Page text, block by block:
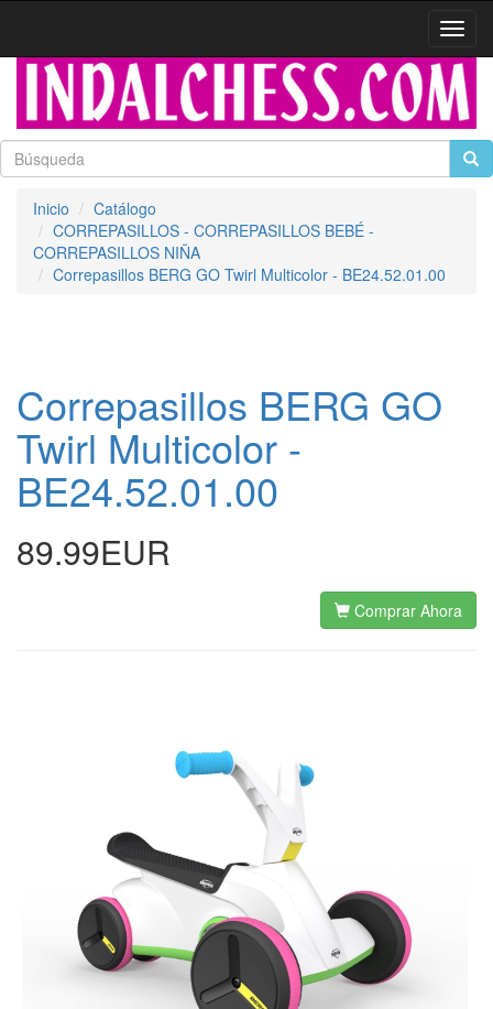
Inicio
Catálogo
CORREPASILLOS - CORREPASILLOS BEBÉ -
CORREPASILLOS NIÑA
Correpasillos BERG GO Twirl Multicolor - BE24.52.01.00
Correpasillos BERG GO
Twirl Multicolor -
BE24.52.01.00
89.99EUR
Comprar Ahora